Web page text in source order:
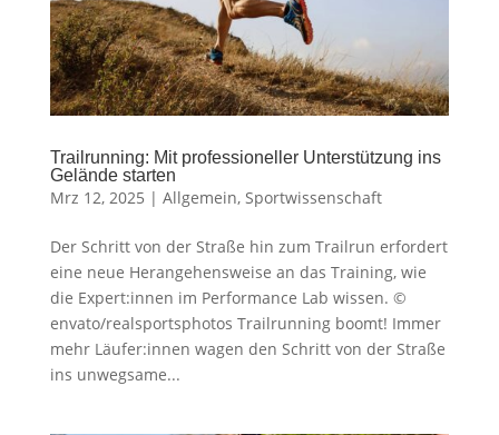
Trailrunning: Mit professioneller Unterstützung ins
Gelände starten
Mrz 12, 2025 | Allgemein, Sportwissenschaft
Der Schritt von der Straße hin zum Trailrun erfordert
eine neue Herangehensweise an das Training, wie
die Expert:innen im Performance Lab wissen. ©
envato/realsportsphotos Trailrunning boomt! Immer
mehr Läufer:innen wagen den Schritt von der Straße
ins unwegsame...